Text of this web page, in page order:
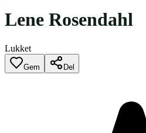
Lene Rosendahl
Lukket
Gem Del